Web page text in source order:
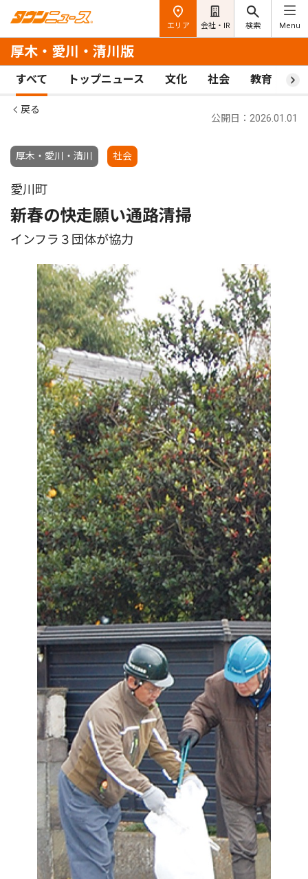
エリア 会社・IR 検索 Menu
厚木・愛川・清川版
すべて トップニュース 文化 社会 教育 ス
戻る
厚木・愛川・清川 社会
公開日：2026.01.01
愛川町
新春の快走願い通路清掃
インフラ３団体が協力